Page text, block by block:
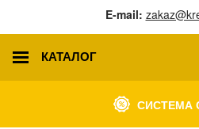
E-mail:
КАТАЛОГ
СИСТЕМА